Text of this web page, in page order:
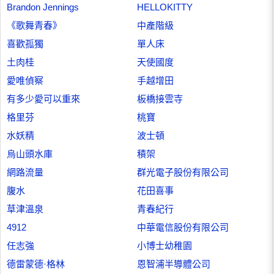
Brandon Jennings
HELLOKITTY
《歌舞青春》
中產階級
喜歡孤獨
單人床
土肉桂
天使國度
愛唯偵察
手越增田
有多少愛可以重來
板橋接雲寺
格里芬
桃寶
水妖精
波士頓
烏山頭水庫
積架
網路流量
群光電子股份有限公司
腹水
花田喜事
草津溫泉
青春紀行
4912
中華電信股份有限公司
任志強
小博士幼稚園
德雷蒙德·格林
恩智浦半導體公司